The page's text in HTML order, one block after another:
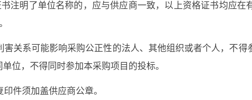
注明了单位名称的，应与供应商一致，以上资格证书均应在
害关系可能影响采购公正性的法人、其他组织或者个人，不
位，不得同时参加本采购项目的投标。
件须加盖供应商公章。